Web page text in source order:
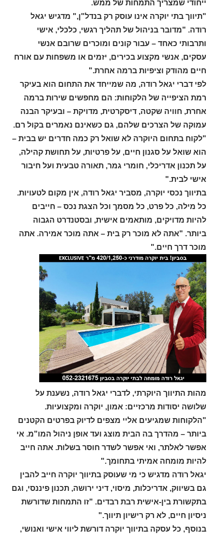
ייחודי שמצריך התמחות של ממש.
"תיווך בתי יוקרה אינו עוסק רק בנדל"ן," מדגיש יגאל
רודה. "מדובר בניהול של תהליך רגשי, כלכלי, אישי
ותרבותי כאחד – עבור קונים ומוכרים שרובם אנשי
עסקים, אנשי מקצוע בכירים, יזמים או משפחות עם אורח
חיים מהודק וציפיות ברמה אחרת."
לפי דברי יגאל רודה, מה שמייחד את התחום הוא בעיקר
רמת הציפייה של הלקוחות: הם מחפשים שירות ברמה
אחרת, חוויה שקטה, דיסקרטית, מדויקת – ובעיקר הבנה
עמוקה של הצרכים שלהם, גם כשאינם נאמרים בקול רם.
"לקוח בתחום היוקרה לא שואל רק כמה חדרים יש בבית –
הוא שואל על סגנון חיים, על פרטיות, על תחושת קהילה,
על תכנון אדריכלי, חומרי גמר, תאורה טבעית ועל חיבור
אישי לבית."
בתיווך נכסי יוקרה, מסביר יגאל רודה, אין מקום לטעויות.
כל מילה, כל פרט, כל מסמך וכל הצגת נכס – חייבים
להיות מדויקים, מותאמים אישית, ובסטנדרט הגבוה
ביותר. "אתה לא מוכר רק בית – אתה מוכר אמירה. אתה
מוכר דרך חיים."
מהות התיווך היוקרתי, לדברי יגאל רודה, נשענת על
שלושה יסודות מרכזיים: אמון, יוקרה ומקצועיות.
"הלקוחות שמגיעים אליי מצפים לדיוק בפרטים הקטנים
ביותר – מהדרך בה הבית מוצג ועד אופן ניהול המו"מ. אי
אפשר לאלתר, ואי אפשר לשדר חוסר בשלות. אתה חייב
להיות מומחה אמיתי בתחומך."
יגאל רודה מדגיש כי מי שעוסק בתיווך יוקרה חייב להבין
גם בשיווק, אדריכלות, מיסוי, דיני ירושה, תכנון פיננסי, וגם
בתקשורת בין-אישית רבת רבדים. "זו התמחות שדורשת
ניסיון חיים, לא רק רישיון תיווך."
בנוסף, כל עסקה בתיווך יוקרה דורשת ליווי אישי ואנושי,